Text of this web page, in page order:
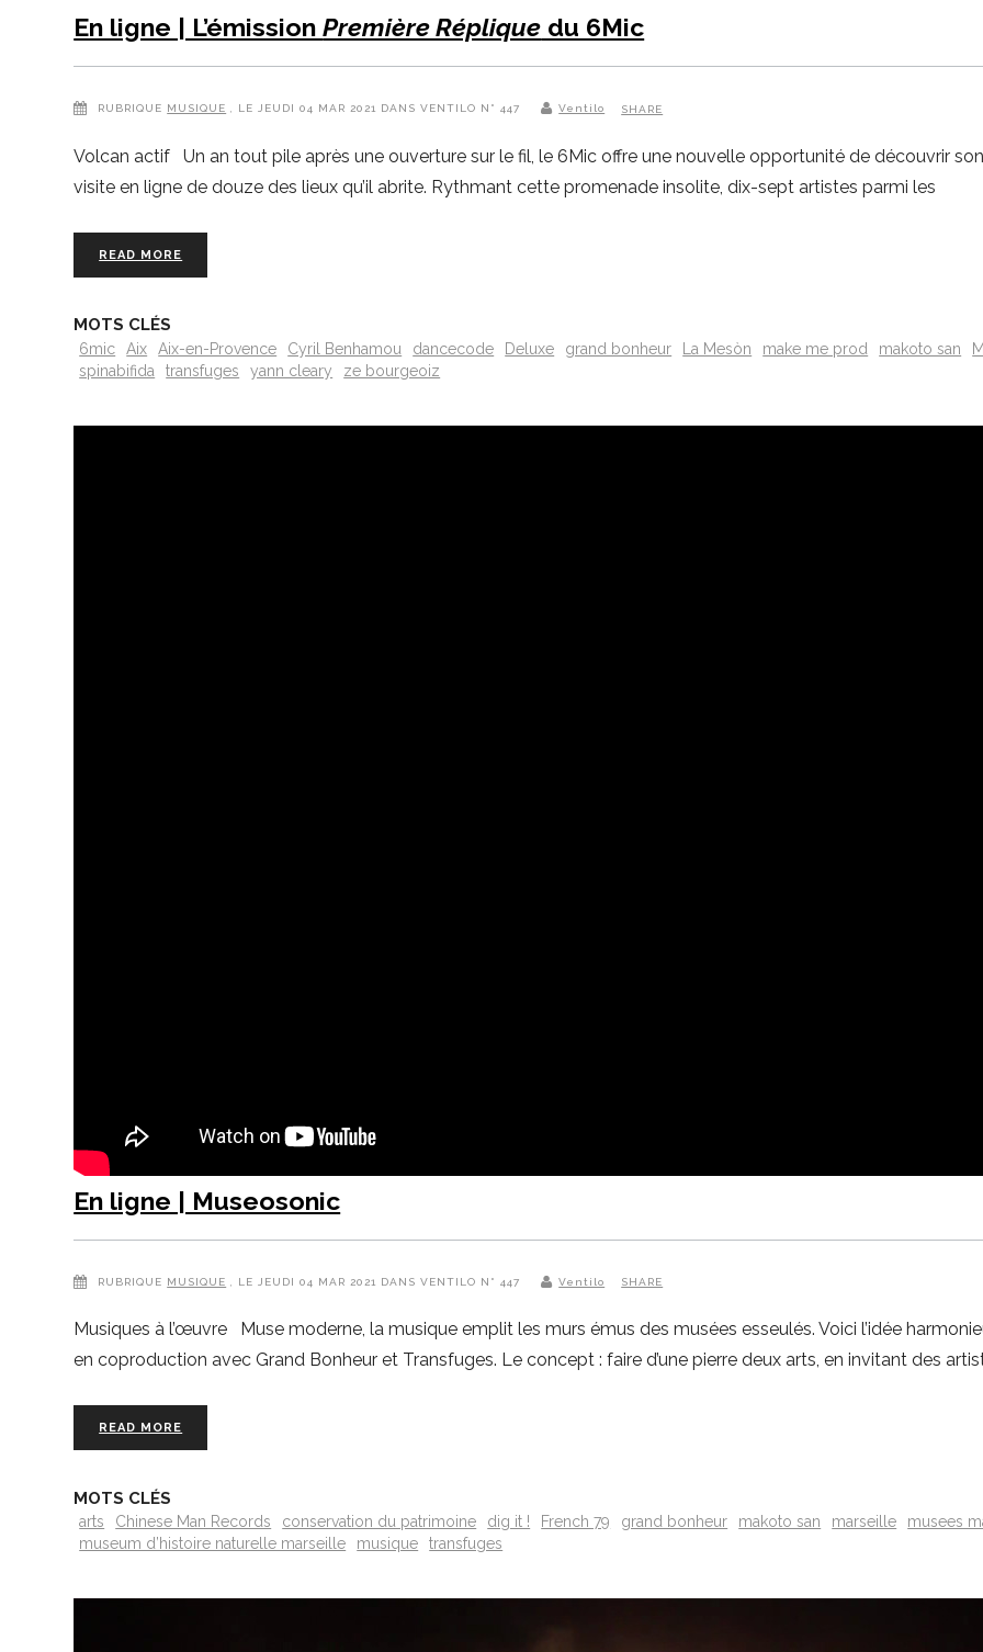
En ligne | L’émissionPremière Réplique du 6Mic
RUBRIQUE MUSIQUE , LE JEUDI 04 MAR 2021 DANS VENTILO N° 447 Ventilo SHARE
Volcan actif Un an tout pile après une ouverture sur le fil, le 6Mic offre une nouvelle opportunité de découvrir
visite en ligne de douze des lieux qu’il abrite. Rythmant cette promenade insolite, dix-sept artistes parmi les
READ MORE
MOTS CLÉS
6mic Aix Aix-en-Provence Cyril Benhamou dancecode Deluxe grand bonheur La Mesòn make me prod makoto san
spinabifida
transfuges yann cleary ze bourgeoiz
En ligne | Museosonic
RUBRIQUE MUSIQUE , LE JEUDI 04 MAR 2021 DANS VENTILO N° 447 Ventilo SHARE
Musiques à l’œuvre Muse moderne, la musique emplit les murs émus des musées esseulés. Voici l’idée
en coproduction avec Grand Bonheur et Transfuges. Le concept : faire d’une pierre deux arts, en invitant des
READ MORE
MOTS CLÉS
arts Chinese Man Records conservation du patrimoine dig it ! French 79 grand bonheur makoto san marseille musees
museum d’histoire naturelle marseille
musique transfuges